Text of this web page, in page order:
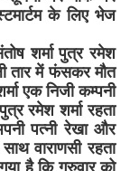
के लिए भेज
शर्मा पुत्र रमेश
तार में फंसकर मौत
एक निजी कम्पनी
रमेश शर्मा रहता
पत्नी रेखा और
वाराणसी रहता